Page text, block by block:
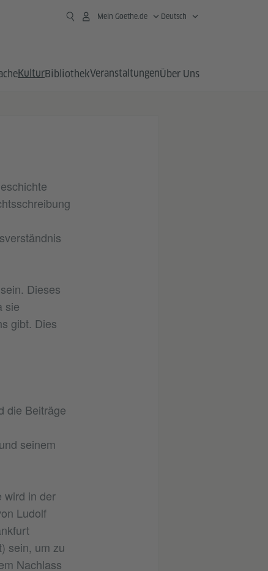
Mein Goethe.de Deutsch
KulturBibliothekVeranstaltungenÜber Uns
sein. Dieses
sie
gibt. Dies
die Beiträge
seinem
wird in der
Ludolf
sein, um zu
Nachlass